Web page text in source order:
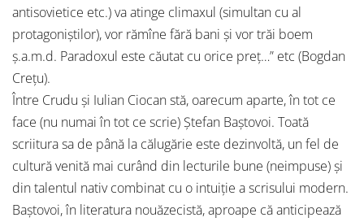
antisovietice etc.) va atinge climaxul (simultan cu al
protagoniştilor), vor rămîne fără bani şi vor trăi boem
ş.a.m.d. Paradoxul este căutat cu orice preţ…” etc (Bogdan
Creţu).
Între Crudu şi Iulian Ciocan stă, oarecum aparte, în tot ce
face (nu numai în tot ce scrie) Ştefan Baştovoi. Toată
scriitura sa de până la călugărie este dezinvoltă, un fel de
cultură venită mai curând din lecturile bune (neimpuse) şi
din talentul nativ combinat cu o intuiţie a scrisului modern.
Baştovoi, în literatura nouăzecistă, aproape că anticipează